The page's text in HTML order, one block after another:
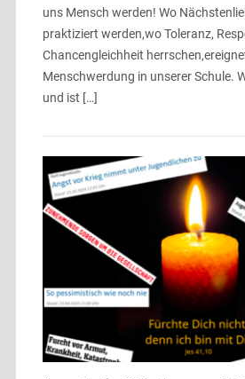
uns Mensch werden! Wo
praktiziert werden,wo Toleranz,
Chancengleichheit
Menschwerdung in unserer Schule.
und ist […]